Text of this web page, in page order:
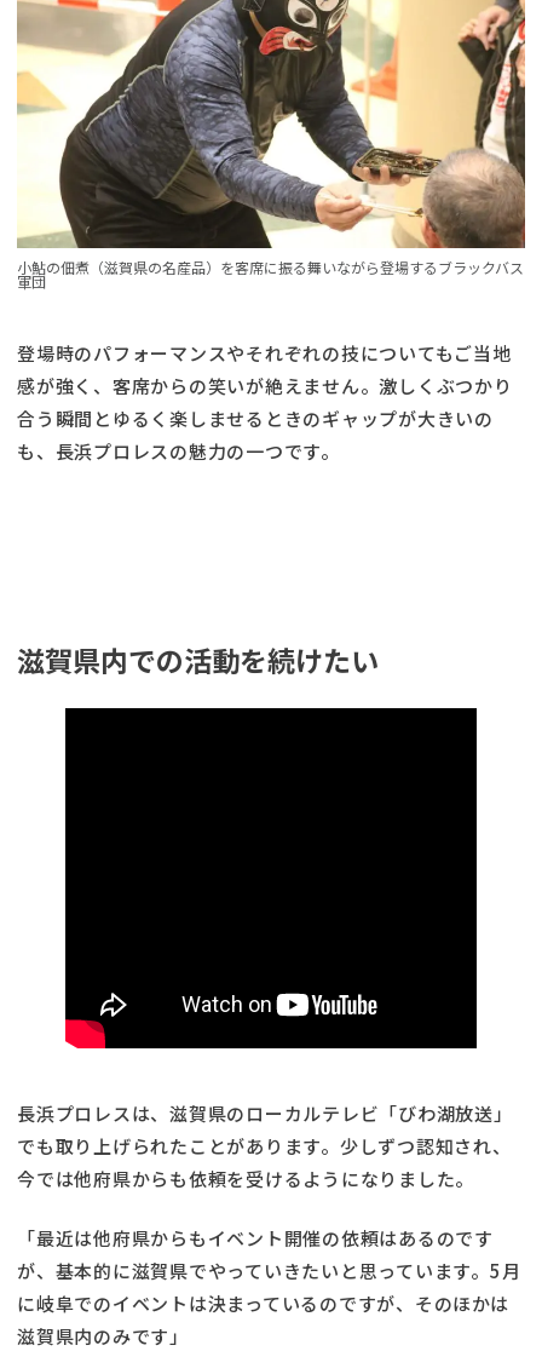
小鮎の佃煮（滋賀県の名産品）を客席に振る舞いながら登場するブラックバス
軍団
登場時のパフォーマンスやそれぞれの技についてもご当地
感が強く、客席からの笑いが絶えません。激しくぶつかり
合う瞬間とゆるく楽しませるときのギャップが大きいの
も、長浜プロレスの魅力の一つです。
滋賀県内での活動を続けたい
長浜プロレスは、滋賀県のローカルテレビ「びわ湖放送」
でも取り上げられたことがあります。少しずつ認知され、
今では他府県からも依頼を受けるようになりました。
「最近は他府県からもイベント開催の依頼はあるのです
が、基本的に滋賀県でやっていきたいと思っています。5月
に岐阜でのイベントは決まっているのですが、そのほかは
滋賀県内のみです」